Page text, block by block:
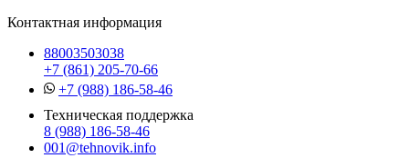
Контактная информация
88003503038
+7 (861) 205-70-66
+7 (988) 186-58-46
Техническая поддержка
8 (988) 186-58-46
001@tehnovik.info